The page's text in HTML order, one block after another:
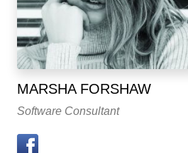
MARSHA FORSHAW
Software Consultant